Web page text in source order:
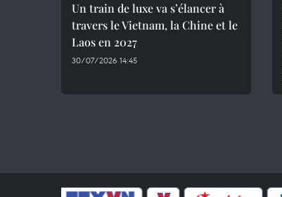
Un train de luxe va s’élancer à
travers le Vietnam, la Chine et le
Laos en 2027
30/07/2026 14:45